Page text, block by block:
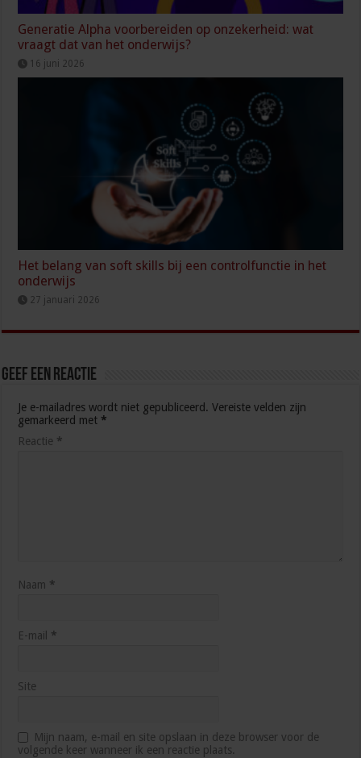
Generatie Alpha voorbereiden op onzekerheid: wat
vraagt dat van het onderwijs?
16 juni 2026
Het belang van soft skills bij een controlfunctie in het
onderwijs
27 januari 2026
Geef een reactie
Je e-mailadres wordt niet gepubliceerd. Vereiste velden zijn
gemarkeerd met *
Reactie *
Naam *
E-mail *
Site
Mijn naam, e-mail en site opslaan in deze browser voor de
volgende keer wanneer ik een reactie plaats.